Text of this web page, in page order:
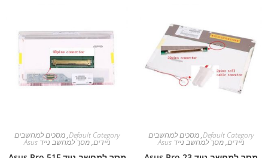
Default Category
,מסכים למחשבים
ניידים,מסך למחשב נייד Asus
Default Category
,מסכים למחשבים
ניידים,מסך למחשב נייד Asus